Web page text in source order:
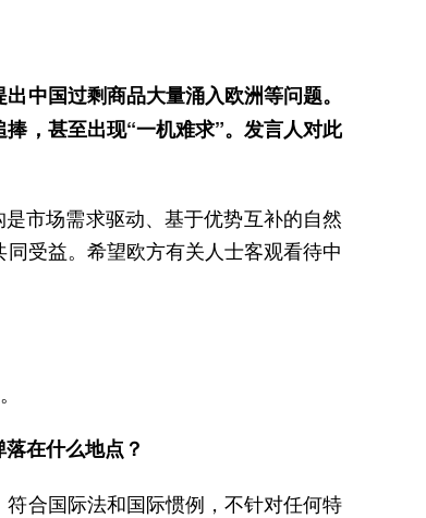
中国过剩商品大量涌入欧洲等问题。
，甚至出现“一机难求”。发言人对此
市场需求驱动、基于优势互补的自然
受益。希望欧方有关人士客观看待中
在什么地点？
合国际法和国际惯例，不针对任何特